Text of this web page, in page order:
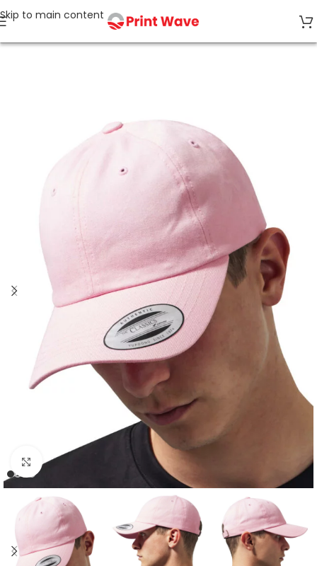
Skip to main content
Kliknij, aby powiększyć